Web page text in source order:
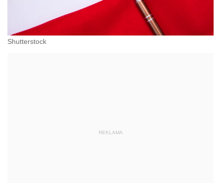
Shutterstock